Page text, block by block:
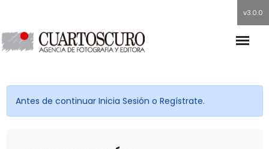
v3.0.0
Antes de continuar Inicia Sesión o Regístrate.